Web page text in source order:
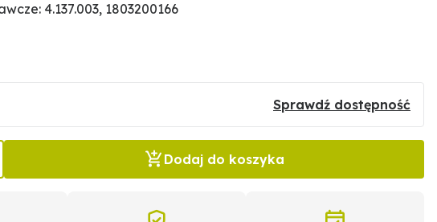
4.137.003, 1803200166
Sprawdź dostępność
Dodaj do koszyka